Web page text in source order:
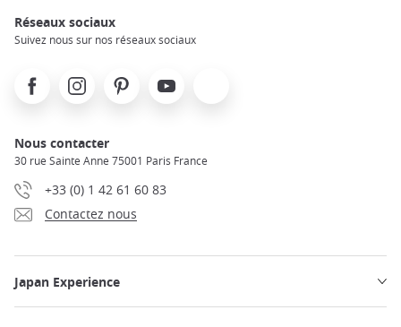
Réseaux sociaux
Suivez nous sur nos réseaux sociaux
FacebookInstagramPinterest Youtube
Nous contacter
30 rue Sainte Anne 75001 Paris France
+33 (0) 1 42 61 60 83
Contactez nous
Japan Experience